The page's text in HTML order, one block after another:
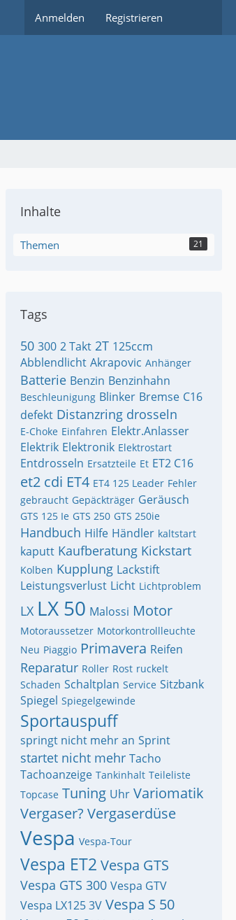
Anmelden Registrieren
Inhalte
Themen 21
Tags
50 300 2 Takt 2T 125ccm
Abblendlicht Akrapovic Anhänger
Batterie Benzin Benzinhahn
Beschleunigung Blinker Bremse C16
defekt Distanzring drosseln
E-Choke Einfahren Elektr.Anlasser
Elektrik Elektronik Elektrostart
Entdrosseln Ersatzteile Et ET2 C16
et2 cdi ET4 ET4 125 Leader Fehler
gebraucht Gepäckträger Geräusch
GTS 125 Ie GTS 250 GTS 250ie
Handbuch Hilfe Händler kaltstart
kaputt Kaufberatung Kickstart
Kolben Kupplung Lackstift
Leistungsverlust Licht Lichtproblem
LX LX 50 Malossi Motor
Motoraussetzer Motorkontrollleuchte
Neu Piaggio Primavera Reifen
Reparatur Roller Rost ruckelt
Schaden Schaltplan Service Sitzbank
Spiegel Spiegelgewinde
Sportauspuff
springt nicht mehr an Sprint
startet nicht mehr Tacho
Tachoanzeige Tankinhalt Teileliste
Topcase Tuning Uhr Variomatik
Vergaser? Vergaserdüse
Vespa Vespa-Tour
Vespa ET2 Vespa GTS
Vespa GTS 300 Vespa GTV
Vespa LX125 3V Vespa S 50